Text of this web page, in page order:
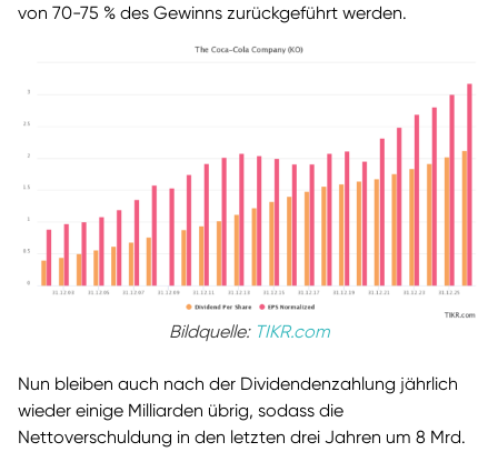
von 70-75 % des Gewinns zurückgeführt werden.
Bildquelle: TIKR.com
Nun bleiben auch nach der Dividendenzahlung jährlich
wieder einige Milliarden übrig, sodass die
Nettoverschuldung in den letzten drei Jahren um 8 Mrd.